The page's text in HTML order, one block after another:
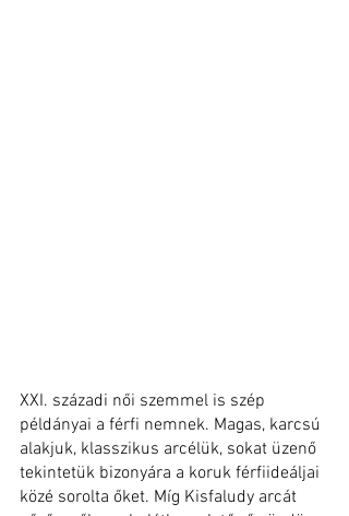
XXI. századi női szemmel is szép
példányai a férfi nemnek. Magas, karcsú
alakjuk, klasszikus arcélük, sokat üzenő
tekintetük bizonyára a koruk férfiideáljai
közé sorolta őket. Míg Kisfaludy arcát